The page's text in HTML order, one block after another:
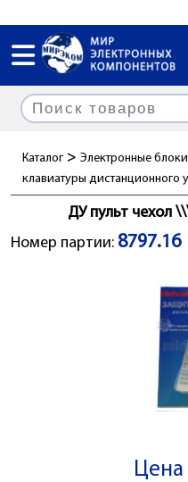
Каталог > Электронные
клавиатуры дистанционного
ДУ пульт чехол
Номер партии: 8797.16
Цена